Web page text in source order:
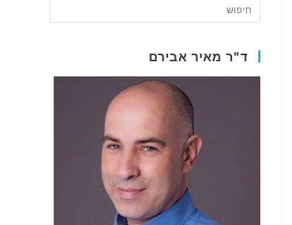
ד"ר מאיר אבירם